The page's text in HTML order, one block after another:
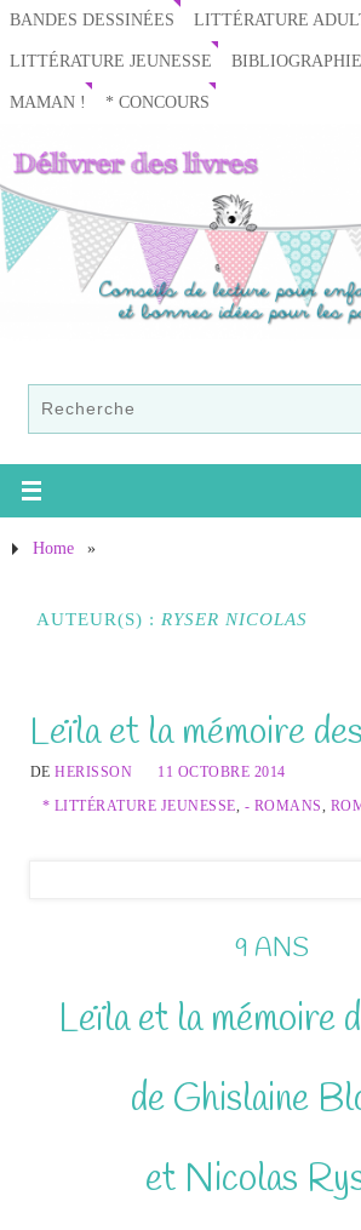
BANDES DESSINÉES LITTÉRATURE
LITTÉRATURE JEUNESSE
MAMAN ! * CONCOURS
Home »
AUTEUR(S) : RYSER NICOLAS
Leïla et la mémoire
DEHERISSON
11 OCTOBRE 2014
* LITTÉRATURE JEUNESSE, - ROMANS,
9 ANS
Leïla et la mémoire
de Ghislaine
et Nicolas